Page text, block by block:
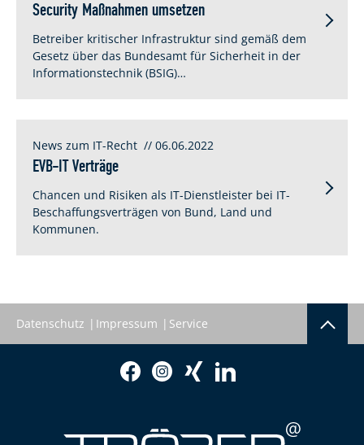
Security Maßnahmen umsetzen
Betreiber kritischer Infrastruktur sind gemäß dem
Gesetz über das Bundesamt für Sicherheit in der
Informationstechnik (BSIG)…
News zum IT-Recht // 06.06.2022
EVB-IT Verträge
Chancen und Risiken als IT-Dienstleister bei IT-
Beschaffungsverträgen von Bund, Land und
Kommunen.
Datenschutz Impressum Service